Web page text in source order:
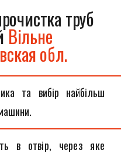
труб
Вільне
обл.
та вибір найбільш
в отвір, через яке